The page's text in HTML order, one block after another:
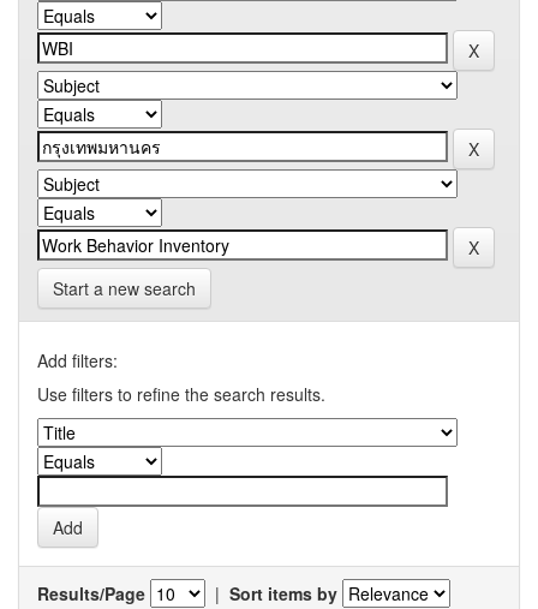
Start a new search
Add filters:
Use filters to refine the search results.
Results/Page | Sort items by